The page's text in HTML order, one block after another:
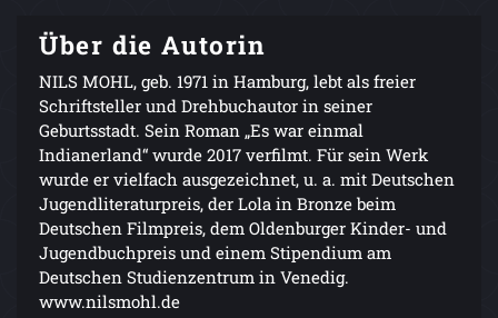
Über die Autorin
NILS MOHL, geb. 1971 in Hamburg, lebt als freier
Schriftsteller und Drehbuchautor in seiner
Geburtsstadt. Sein Roman „Es war einmal
Indianerland“ wurde 2017 verfilmt. Für sein Werk
wurde er vielfach ausgezeichnet, u. a. mit Deutschen
Jugendliteraturpreis, der Lola in Bronze beim
Deutschen Filmpreis, dem Oldenburger Kinder- und
Jugendbuchpreis und einem Stipendium am
Deutschen Studienzentrum in Venedig.
www.nilsmohl.de